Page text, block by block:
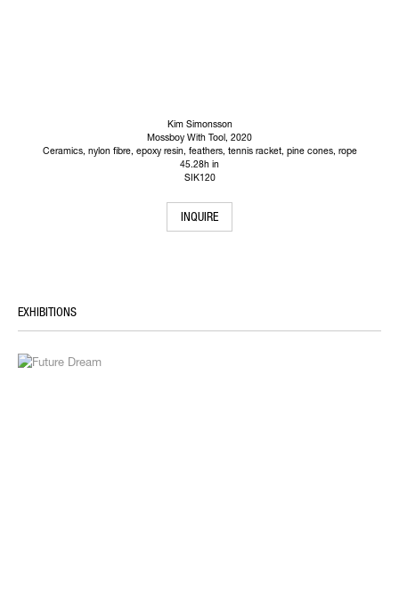
Kim Simonsson
Mossboy With Tool, 2020
Ceramics, nylon fibre, epoxy resin, feathers, tennis racket, pine cones, rope
45.28h in
SIK120
INQUIRE
EXHIBITIONS